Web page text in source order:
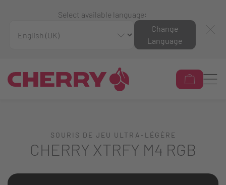
Select available language:
Change
Language
SOURIS DE JEU ULTRA-LÉGÈRE
CHERRY XTRFY M4 RGB